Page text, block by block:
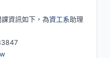
資訊如下，為資工系助理